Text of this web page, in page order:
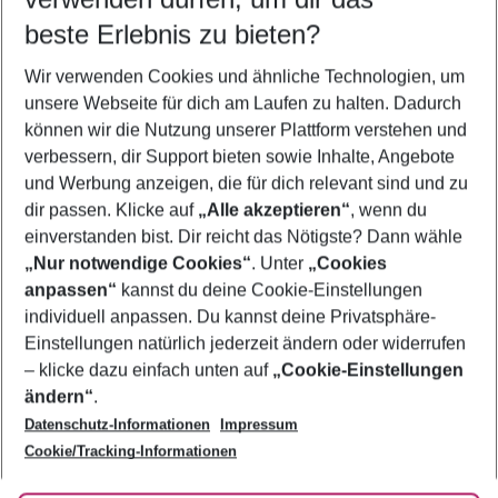
5-8 Nächte
2 Erwachsene Keine Kinder
Mehr Filter anzeigen
Footer
Footer navigation
Über uns
AGB
Bestpreisgarantie
Cookie-Einstellungen ändern
Cookie-Richtlinie
Agenturbetreuung
Barrierefreies Reisen
Folge uns
beste Erlebnis zu bieten?
Wir verwenden Cookies und ähnliche Technologien, um
unsere Webseite für dich am Laufen zu halten. Dadurch
können wir die Nutzung unserer Plattform verstehen und
verbessern, dir Support bieten sowie Inhalte, Angebote
und Werbung anzeigen, die für dich relevant sind und zu
dir passen. Klicke auf „Alle akzeptieren“, wenn du
einverstanden bist. Dir reicht das Nötigste? Dann wähle
„Nur notwendige Cookies“. Unter „Cookies
anpassen“ kannst du deine Cookie-Einstellungen
individuell anpassen. Du kannst deine Privatsphäre-
Einstellungen natürlich jederzeit ändern oder widerrufen
– klicke dazu einfach unten auf „Cookie-Einstellungen
ändern“.
Datenschutz-Informationen
Impressum
Cookie/Tracking-Informationen